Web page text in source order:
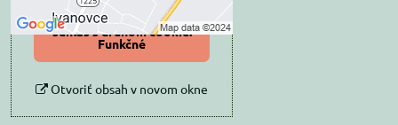
Povoliť a zapamätať -
súhlas s druhom cookie:
Funkčné
Otvoriť obsah v novom okne